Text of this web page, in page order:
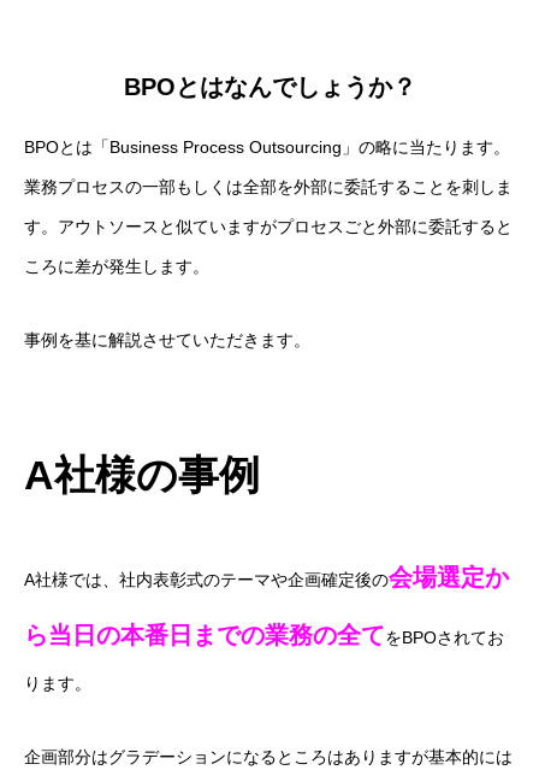
BPOとはなんでしょうか？
BPOとは「Business Process Outsourcing」の略に当たります。
業務プロセスの一部もしくは全部を外部に委託することを刺しま
す。アウトソースと似ていますがプロセスごと外部に委託すると
ころに差が発生します。
事例を基に解説させていただきます。
A社様の事例
A社様では、社内表彰式のテーマや企画確定後の会場選定か
ら当日の本番日までの業務の全てをBPOされてお
ります。
企画部分はグラデーションになるところはありますが基本的には